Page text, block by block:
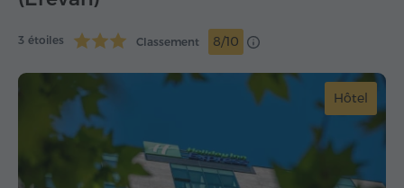
3 étoiles Classement 8/10
Hôtel